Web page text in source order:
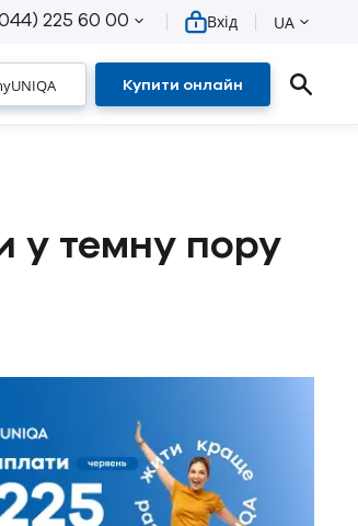
225 60 00 Вхід UA
Купити онлайн
у темну пору